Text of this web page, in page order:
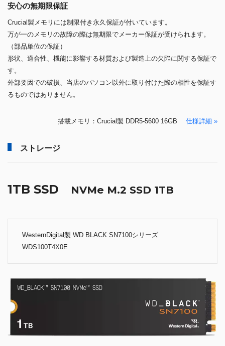
安心の無期限保証
Crucial製メモリには制限付き永久保証が付いています。
万が一のメモリの故障の際は無期限でメーカー保証が受けられます。
（部品単位の保証）
形状、適合性、機能に影響する材質および製造上の欠陥に関する保証で
す。
外部要因での破損、当店のパソコン以外に取り付けた際の相性を保証す
るものではありません。
搭載メモリ：Crucial製 DDR5-5600 16GB 仕様詳細 »
ストレージ
1TB SSD NVMe M.2 SSD 1TB
WesternDigital製 WD BLACK SN7100シリーズ
WDS100T4X0E